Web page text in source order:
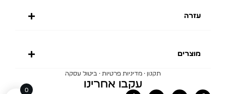
עזרה
מוצרים
תקנון · מדיניות פרטיות · ביטול עסקה
עקבו אחרינו
0